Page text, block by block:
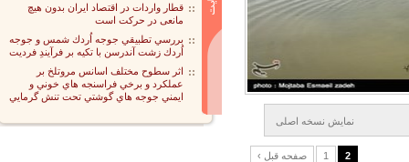
نمايش نسخه اصلی
‹ صفحه قبل
قطار واردات در اقتصاد ایران بدون هیچ
مانعی در حرکت است
بررسي تطبيقي جوجه اُردك شمس و جوجه
اُردك زشت آندرسن با تكيه بر فرآيندِ فرديت
اثر سطوح مختلف اسانس مروتلخ بر
عملكرد و برخي فراسنجه هاي خوني و
ايمني جوجه هاي گوشتي تحت تنش گرمايي